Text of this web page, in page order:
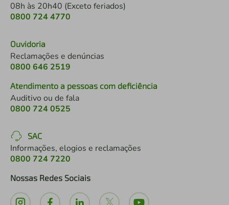
08h às 20h40 (Exceto feriados)
0800 724 4770
Ouvidoria
Reclamações e denúncias
0800 646 2519
Atendimento a pessoas com deficiência
Auditivo ou de fala
0800 724 0525
SAC
Informações, elogios e reclamações
0800 724 7220
Nossas Redes Sociais